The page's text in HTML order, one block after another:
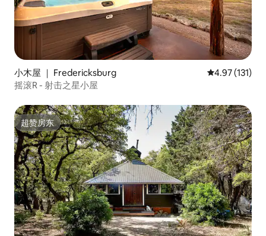
小木屋 ｜ Fredericksburg 平均评分 4.97
4.97 (131)
摇滚R - 射击之星小屋
超赞房东
超赞房东